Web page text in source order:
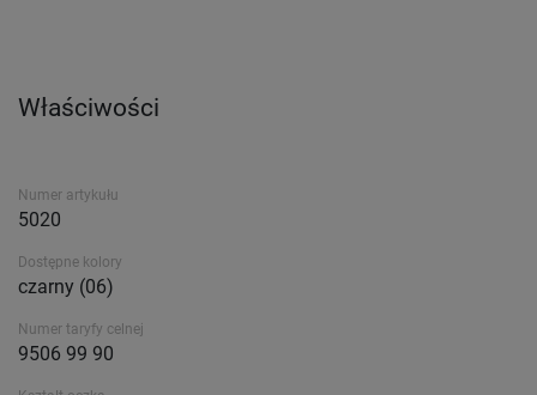
Właściwości
Numer artykułu
5020
Dostępne kolory
czarny (06)
Numer taryfy celnej
9506 99 90